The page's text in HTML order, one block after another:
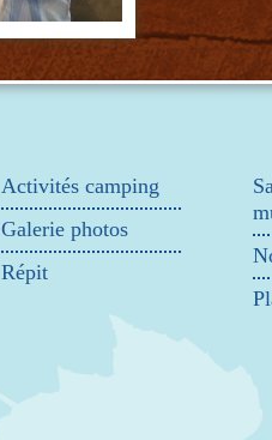
Activités camping
Galerie photos
Répit